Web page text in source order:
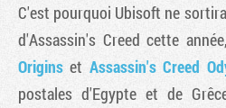
C'est pourquoi Ubisoft ne
d'Assassin's Creed cette
Origins et Assassin's Creed
postales d'Egypte et de